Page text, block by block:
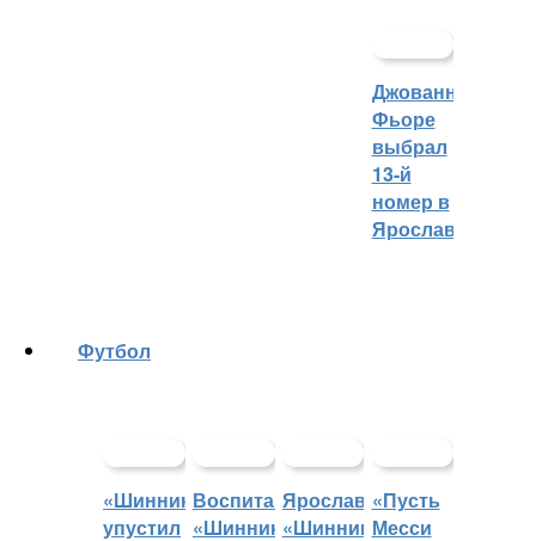
Джованни
Фьоре
выбрал
13-й
номер в
Ярославле
Футбол
«Шинник»
упустил
Воспитанники
«Шинника»
Ярославский
«Шинник»
«Пусть
Месси